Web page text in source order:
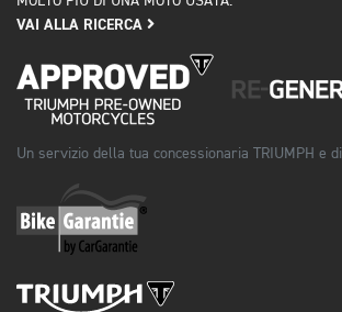
VAI ALLA RICERCA
Un servizio della tua concessionaria TRIUMPH e di